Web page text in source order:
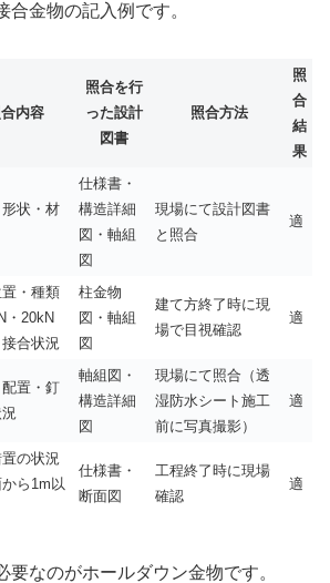
合金物の記入例です。
内容
照合を行
った設計
図書
照合方法
照
合
結
果
状・材
仕様書・
構造詳細
図・軸組
図
現場にて設計図書
と照合
適
・種類
・20kN
合状況
柱金物
図・軸組
図
建て方終了時に現
場で目視確認
適
置・釘
軸組図・
構造詳細
図
現場にて照合（透
湿防水シート施工
前に写真撮影）
適
の状況
から1m以
仕様書・
断面図
工程終了時に現場
確認
適
要なのがホールダウン金物です。